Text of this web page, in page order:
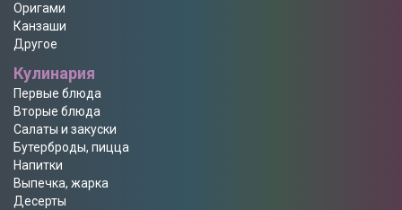
Оригами
Канзаши
Другое
Кулинария
Первые блюда
Вторые блюда
Салаты и закуски
Бутерброды, пицца
Напитки
Выпечка, жарка
Десерты